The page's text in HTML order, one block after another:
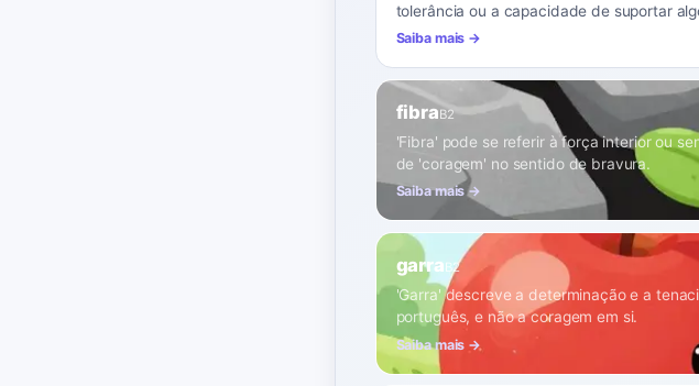
tolerância ou a capacidade de suportar
Saiba mais →
fibraB2
'Fibra' pode se referir à força interior ou
de 'coragem' no sentido de bravura.
Saiba mais →
garra B2
'Garra' descreve a determinação e a
português, e não a coragem em si.
Saiba mais →